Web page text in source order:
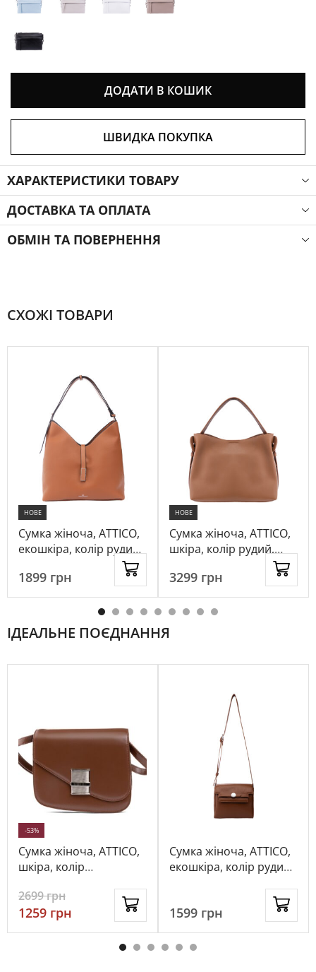
ДОДАТИ В КОШИК
ШВИДКА ПОКУПКА
ХАРАКТЕРИСТИКИ ТОВАРУ
ДОСТАВКА ТА ОПЛАТА
ОБМІН ТА ПОВЕРНЕННЯ
СХОЖІ ТОВАРИ
НОВЕ
Сумка жіноча, ATTICO,
екошкіра, колір рудий,
1899 грн
НОВЕ
Сумка жіноча, ATTICO,
шкіра, колір рудий,
3299 грн
ІДЕАЛЬНЕ ПОЄДНАННЯ
Сумка жіноча, ATTICO,
шкіра, колір
-53%
2699грн
1259 грн
Сумка жіноча, ATTICO,
екошкіра, колір рудий,
1599 грн